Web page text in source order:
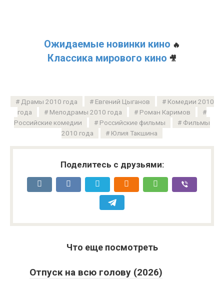
Ожидаемые новинки кино 🔥
Классика мирового кино 🎥
Драмы 2010 года Евгений Цыганов
Комедии 2010
года
Мелодрамы 2010 года
Роман Каримов
Российские комедии
Российские фильмы
Фильмы
2010 года
Юлия Такшина
Поделитесь с друзьями:
Что еще посмотреть
Отпуск на всю голову (2026)